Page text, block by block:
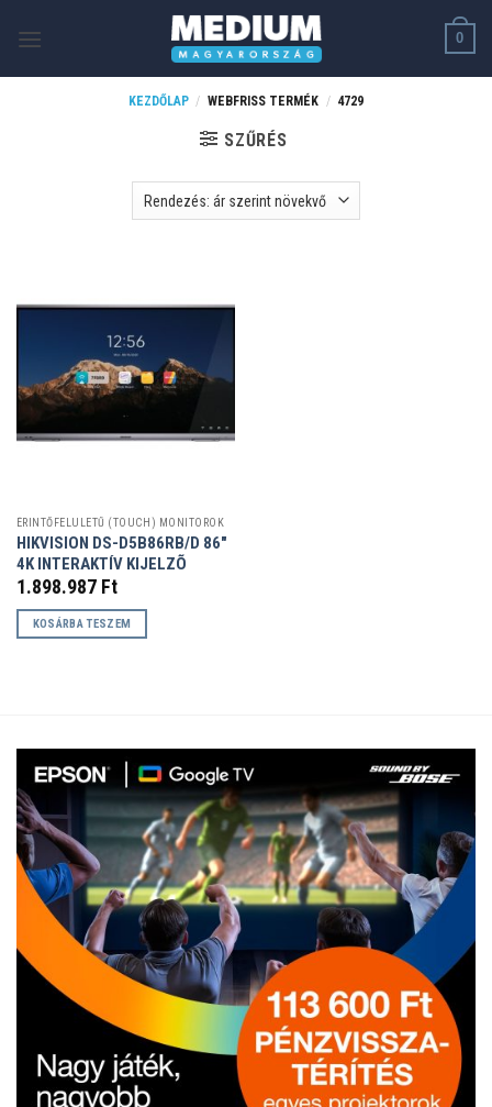
0
KEZDŐLAP / WEBFRISS TERMÉK / 4729
SZŰRÉS
ÉRINTŐFELÜLETŰ (TOUCH) MONITOROK
HIKVISION DS-D5B86RB/D 86″
4K INTERAKTÍV KIJELZÕ
1.898.987 Ft
KOSÁRBA TESZEM